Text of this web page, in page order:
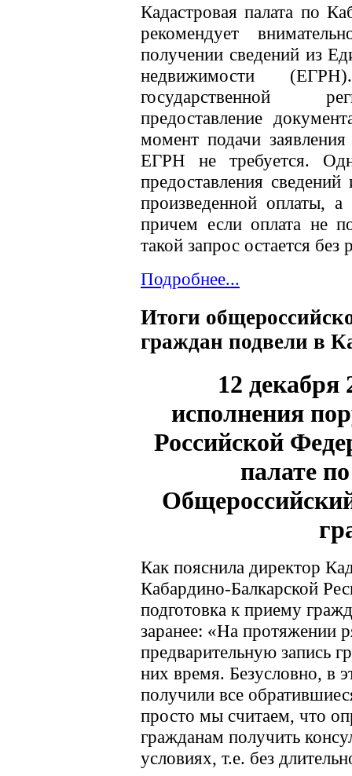
Кадастровая палата по
рекомендует
получении сведений из
недвижимости
государственной
предоставление
момент подачи
ЕГРН не требуется.
предоставления
произведенной оплаты,
причем если оплата не
такой запрос остается без
Подробнее...
Итоги
граждан подвели в
12 декабря
исполнения
Российской
палате
Как пояснила директор
Кабардино-Балкарской
подготовка к приему
заранее: «На протяжении
предварительную запись
них время. Безусловно, в
получили все
просто мы считаем, что
гражданам получить
условиях, т.е. без